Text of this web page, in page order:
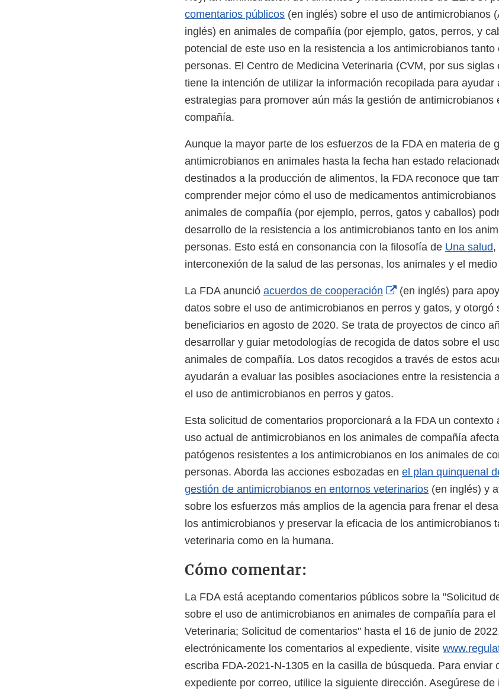
comentarios públicos (en inglés) sobre el uso de antimicrobianos
inglés) en animales de compañía (por ejemplo, gatos, perros, y
potencial de este uso en la resistencia a los antimicrobianos tanto
personas. El Centro de Medicina Veterinaria (CVM, por sus siglas
tiene la intención de utilizar la información recopilada para ayudar
estrategias para promover aún más la gestión de antimicrobianos
compañía.
Aunque la mayor parte de los esfuerzos de la FDA en materia de
antimicrobianos en animales hasta la fecha han estado
destinados a la producción de alimentos, la FDA reconoce que
comprender mejor cómo el uso de medicamentos
animales de compañía (por ejemplo, perros, gatos y caballos)
desarrollo de la resistencia a los antimicrobianos tanto en los
personas. Esto está en consonancia con la filosofía de Una salud,
interconexión de la salud de las personas, los animales y el
La FDA anunció acuerdos de cooperación
External
Link
Disclaimer
(en inglés) para
datos sobre el uso de antimicrobianos en perros y gatos, y otorgó
beneficiarios en agosto de 2020. Se trata de proyectos de cinco
desarrollar y guiar metodologías de recogida de datos sobre el
animales de compañía. Los datos recogidos a través de estos
ayudarán a evaluar las posibles asociaciones entre la resistencia
el uso de antimicrobianos en perros y gatos.
Esta solicitud de comentarios proporcionará a la FDA un contexto
uso actual de antimicrobianos en los animales de compañía
patógenos resistentes a los antimicrobianos en los animales de
personas. Aborda las acciones esbozadas en el plan quinquenal
gestión de antimicrobianos en entornos veterinarios (en inglés) y
sobre los esfuerzos más amplios de la agencia para frenar el
los antimicrobianos y preservar la eficacia de los antimicrobianos
veterinaria como en la humana.
Cómo comentar:
La FDA está aceptando comentarios públicos sobre la "Solicitud
sobre el uso de antimicrobianos en animales de compañía para
Veterinaria; Solicitud de comentarios" hasta el 16 de junio de
electrónicamente los comentarios al expediente, visite
escriba FDA-2021-N-1305 en la casilla de búsqueda. Para enviar
expediente por correo, utilice la siguiente dirección. Asegúrese